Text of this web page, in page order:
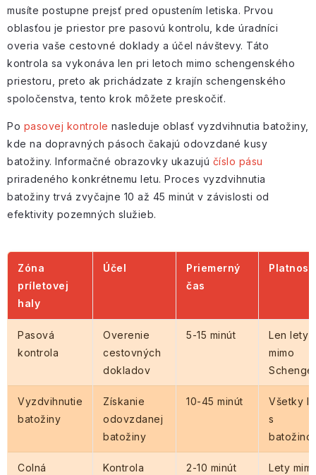
musíte postupne prejsť pred opustením letiska. Prvou
oblasťou je priestor pre pasovú kontrolu, kde úradníci
overia vaše cestovné doklady a účel návštevy. Táto
kontrola sa vykonáva len pri letoch mimo schengenského
priestoru, preto ak prichádzate z krajín schengenského
spoločenstva, tento krok môžete preskočiť.
Po pasovej kontrole nasleduje oblasť vyzdvihnutia batožiny,
kde na dopravných pásoch čakajú odovzdané kusy
batožiny. Informačné obrazovky ukazujú číslo pásu
priradeného konkrétnemu letu. Proces vyzdvihnutia
batožiny trvá zvyčajne 10 až 45 minút v závislosti od
efektivity pozemných služieb.
Zóna
príletovej
haly
Účel
Priemerný
čas
Platnosť
Pasová
kontrola
Overenie
cestovných
dokladov
5-15 minút
Len lety
mimo
Vyzdvihnutie
batožiny
Získanie
odovzdanej
batožiny
10-45 minút
Všetky
s
Colná
Kontrola
2-10 minút
Lety